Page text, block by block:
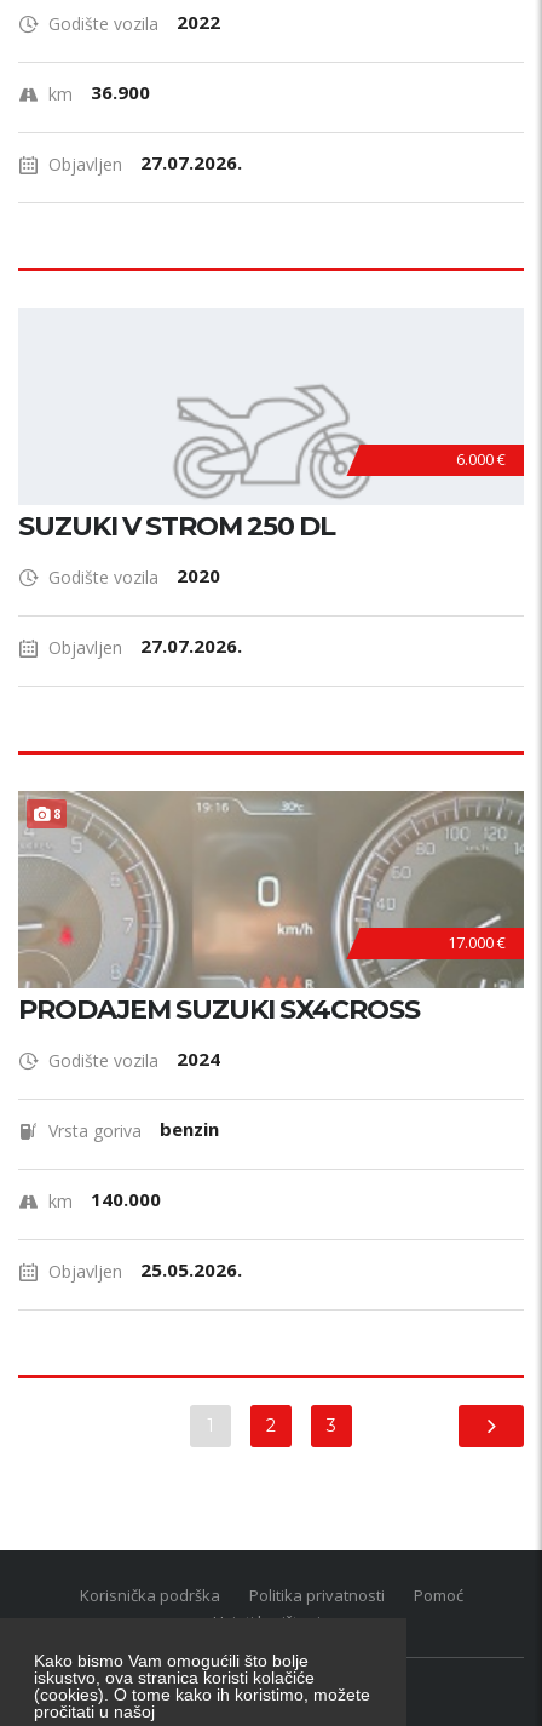
Kako bismo Vam omogućili što bolje
iskustvo, ova stranica koristi kolačiće
(cookies). O tome kako ih koristimo, možete
pročitati u našoj
Godište vozila 2022
km 36.900
Objavljen 27.07.2026.
6.000 €
SUZUKI V STROM 250 DL
Godište vozila 2020
Objavljen 27.07.2026.
8
17.000 €
PRODAJEM SUZUKI SX4CROSS
Godište vozila 2024
Vrsta goriva benzin
km 140.000
Objavljen 25.05.2026.
1 2 3
Korisnička podrška Politika privatnosti
Pomoć
Uvjeti korištenja
Oglasnik grupacija:posao.hr|oglasnik.hr|auti.hr